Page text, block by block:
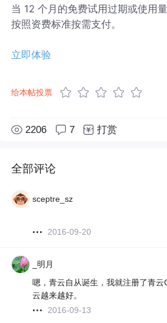
当 12 个月的免费试用过期或使用
按照资费标准按需支付。
立即体验
给本帖投票
2206 7 打赏
全部评论
sceptre_sz
2016-09-20
_明月
嗯，青云自从诞生，我就注册了青
云越来越好。
2016-09-13